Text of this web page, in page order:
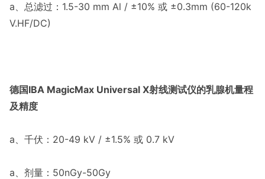
a、总滤过：1.5-30 mm Al / ±10% 或 ±0.3mm (60-120k
V.HF/DC)
德国IBA MagicMax Universal X射线测试仪的乳腺机量程
及精度
a、千伏：20-49 kV / ±1.5% 或 0.7 kV
a、剂量：50nGy-50Gy